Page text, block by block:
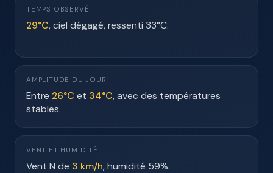
TEMPS OBSERVÉ
29°C, ciel dégagé, ressenti 33°C.
AMPLITUDE DU JOUR
Entre 26°C et 34°C, avec des températures
stables.
VENT ET HUMIDITÉ
Vent N de 3 km/h, humidité 59%.